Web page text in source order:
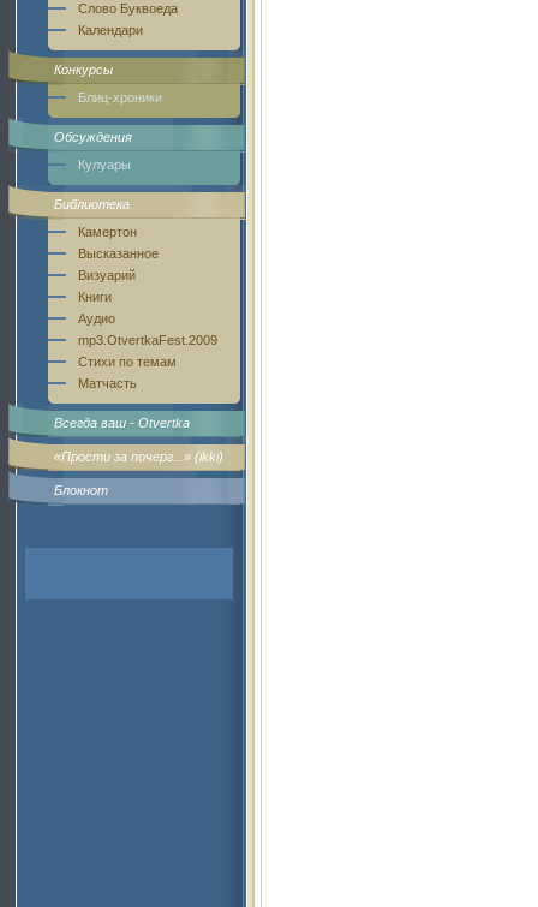
Слово Буквоеда
Календари
Конкурсы
Блиц-хроники
Обсуждения
Кулуары
Библиотека
Камертон
Высказанное
Визуарий
Книги
Аудио
mp3.OtvertkaFest.2009
Стихи по темам
Матчасть
Всегда ваш - Otvertka
«Прости за почерг...» (ikki)
Блокнот